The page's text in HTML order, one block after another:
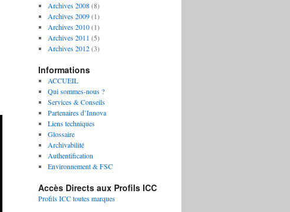
Archives 2008(8)
Archives 2009(1)
Archives 2010(1)
Archives 2011 (5)
Archives 2012(3)
Informations
ACCUEIL
Qui sommes-nous ?
Services & Conseils
Partenaires d’Innova
Liens techniques
Glossaire
Archivabilité
Authentification
Environnement & FSC
Accès Directs aux Profils ICC
Profils ICC toutes marques